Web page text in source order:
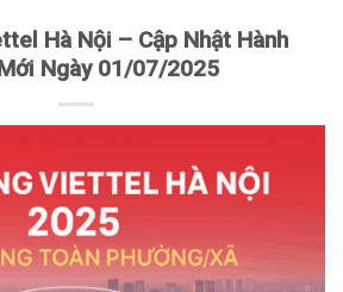
Hà Nội – Cập Nhật Hành
Ngày 01/07/2025